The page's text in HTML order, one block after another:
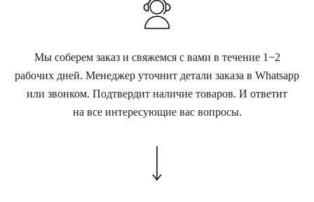
Мы соберем заказ и свяжемся с вами в течение 1−2
рабочих дней. Менеджер уточнит детали заказа в Whatsapp
или звонком. Подтвердит наличие товаров. И ответит
на все интересующие вас вопросы.